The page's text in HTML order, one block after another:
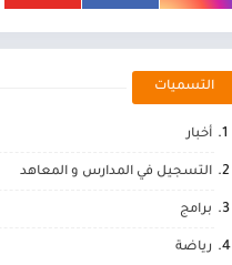
التسميات
أخبار
التسجيل في المدارس و المعاهد
برامج
رياضة